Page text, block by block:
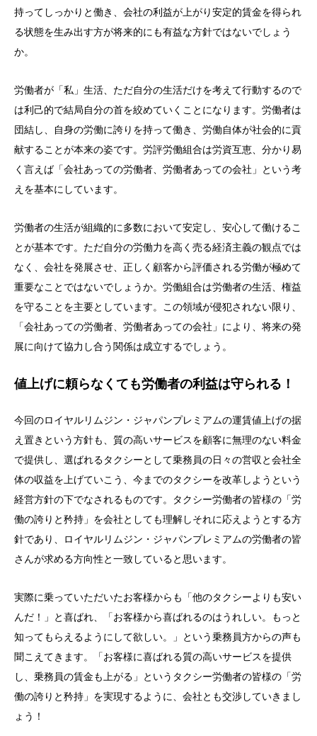
持ってしっかりと働き、会社の利益が上がり安定的賃金を得られ
る状態を生み出す方が将来的にも有益な方針ではないでしょう
か。
労働者が「私」生活、ただ自分の生活だけを考えて行動するので
は利己的で結局自分の首を絞めていくことになります。労働者は
団結し、自身の労働に誇りを持って働き、労働自体が社会的に貢
献することが本来の姿です。労評労働組合は労資互恵、分かり易
く言えば「会社あっての労働者、労働者あっての会社」という考
えを基本にしています。
労働者の生活が組織的に多数において安定し、安心して働けるこ
とが基本です。ただ自分の労働力を高く売る経済主義の観点では
なく、会社を発展させ、正しく顧客から評価される労働が極めて
重要なことではないでしょうか。労働組合は労働者の生活、権益
を守ることを主要としています。この領域が侵犯されない限り、
「会社あっての労働者、労働者あっての会社」により、将来の発
展に向けて協力し合う関係は成立するでしょう。
値上げに頼らなくても労働者の利益は守られる！
今回のロイヤルリムジン・ジャパンプレミアムの運賃値上げの据
え置きという方針も、質の高いサービスを顧客に無理のない料金
で提供し、選ばれるタクシーとして乗務員の日々の営収と会社全
体の収益を上げていこう、今までのタクシーを改革しようという
経営方針の下でなされるものです。タクシー労働者の皆様の「労
働の誇りと矜持」を会社としても理解しそれに応えようとする方
針であり、ロイヤルリムジン・ジャパンプレミアムの労働者の皆
さんが求める方向性と一致していると思います。
実際に乗っていただいたお客様からも「他のタクシーよりも安い
んだ！」と喜ばれ、「お客様から喜ばれるのはうれしい。もっと
知ってもらえるようにして欲しい。」という乗務員方からの声も
聞こえてきます。「お客様に喜ばれる質の高いサービスを提供
し、乗務員の賃金も上がる」というタクシー労働者の皆様の「労
働の誇りと矜持」を実現するように、会社とも交渉していきまし
ょう！